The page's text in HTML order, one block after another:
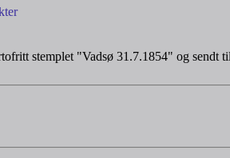
stemplet "Vadsø 31.7.1854" og sendt